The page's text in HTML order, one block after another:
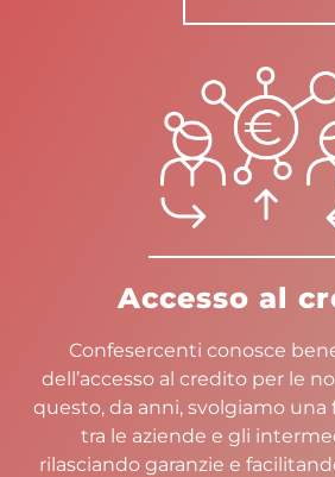
Accesso al
Confesercenti conosce
dell’accesso al credito per le
questo, da anni, svolgiamo
tra le aziende e gli
rilasciando garanzie e